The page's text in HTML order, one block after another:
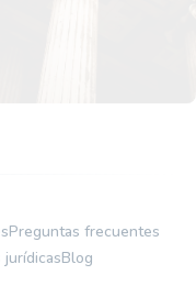
Preguntas frecuentes
jurídicasBlog